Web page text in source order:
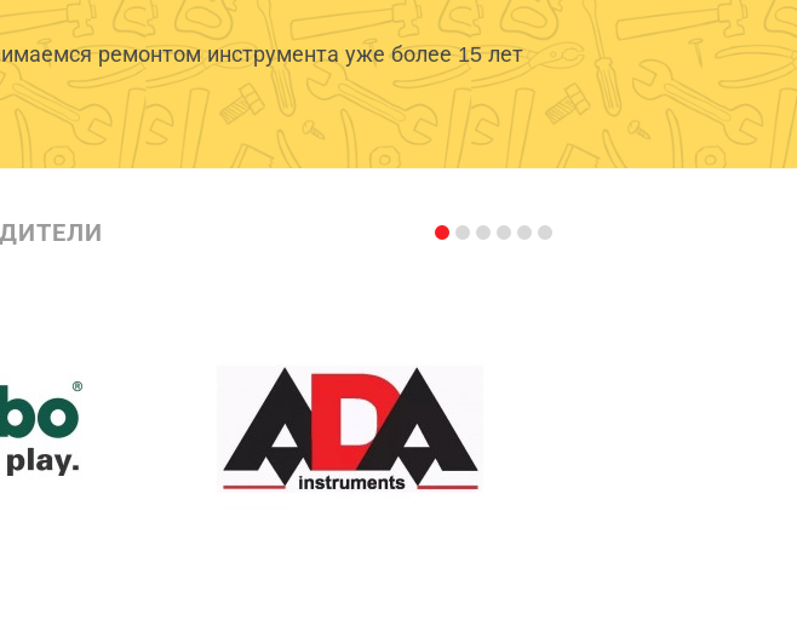
ремонтом инструмента уже более 15 лет